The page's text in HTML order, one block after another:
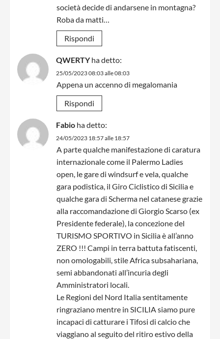
società decide di andarsene in montagna?
Roba da matti…
Rispondi
QWERTY ha detto:
25/05/2023 08:03 alle 08:03
Appena un accenno di megalomania
Rispondi
Fabio ha detto:
24/05/2023 18:57 alle 18:57
A parte qualche manifestazione di caratura
internazionale come il Palermo Ladies
open, le gare di windsurf e vela, qualche
gara podistica, il Giro Ciclistico di Sicilia e
qualche gara di Scherma nel catanese grazie
alla raccomandazione di Giorgio Scarso (ex
Presidente federale), la concezione del
TURISMO SPORTIVO in Sicilia è all’anno
ZERO !!! Campi in terra battuta fatiscenti,
non omologabili, stile Africa subsahariana,
semi abbandonati all’incuria degli
Amministratori locali.
Le Regioni del Nord Italia sentitamente
ringraziano mentre in SICILIA siamo pure
incapaci di catturare i Tifosi di calcio che
viaggiano al seguito del ritiro estivo della